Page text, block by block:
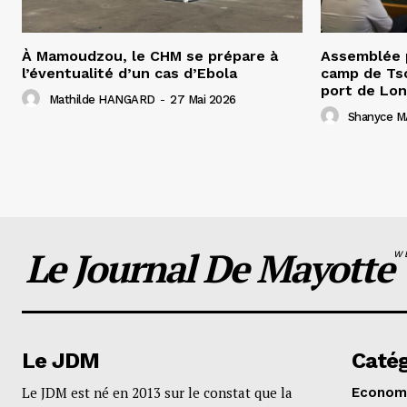
À Mamoudzou, le CHM se prépare à
l’éventualité d’un cas d’Ebola
Mathilde HANGARD - 27 Mai 2026
camp de
port de
Shanyce
Le Journal De Mayotte
Le JDM
Le JDM est né en 2013 sur le constat que la